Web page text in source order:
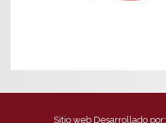
Sitio web Desarrollado por: